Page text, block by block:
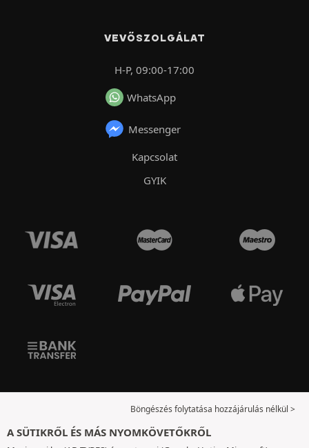
VEVŐSZOLGÁLAT
H-P, 09:00-17:00
WhatsApp
Messenger
Kapcsolat
GYIK
Böngészés folytatása hozzájárulás nélkül >
A SÜTIKRŐL ÉS MÁS NYOMKÖVETŐKRŐL